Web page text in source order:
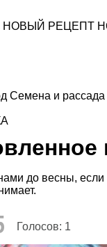
НОВЫЙ РЕЦЕПТ
Семена и рассада
до весны,
Голосов: 1